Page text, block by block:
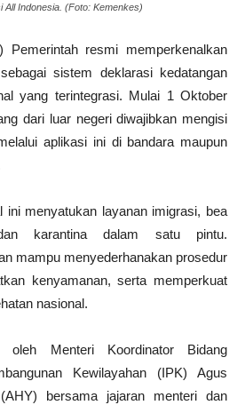
All Indonesia. (Foto: Kemenkes)
Pemerintah resmi memperkenalkan
sistem deklarasi kedatangan
yang terintegrasi. Mulai 1 Oktober
dari luar negeri diwajibkan mengisi
aplikasi ini di bandara maupun
ini menyatukan layanan imigrasi, bea
karantina dalam satu pintu.
mampu menyederhanakan prosedur
kenyamanan, serta memperkuat
nasional.
oleh Menteri Koordinator Bidang
Kewilayahan (IPK) Agus
bersama jajaran menteri dan